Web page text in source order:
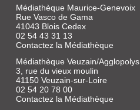
Médiathèque Maurice-Genevoix
Rue Vasco de Gama
41043 Blois Cedex
02 54 43 31 13
Contactez la Médiathèque
Médiathèque Veuzain/Agglopolys
3, rue du vieux moulin
41150 Veuzain-sur-Loire
02 54 20 78 00
Contactez la Médiathèque